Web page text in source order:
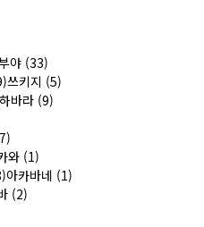
야 (33)
쓰키지 (5)
바라 (9)
와 (1)
아카바네 (1)
(2)